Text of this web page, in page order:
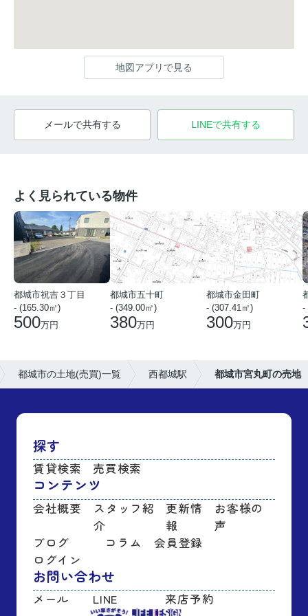
地図アプリで見る
メールで共有する LINEで共有する
よく見られている物件
都城市祝吉３丁目
- (165.30㎡)
500万円
都城市五十町
- (349.00㎡)
380万円
都城市金田町
- (307.41㎡)
300万円
-
都城市の土地(売買)一覧 西都城駅 都城市宮丸町の売地
探す
賃貸検索 売買検索
コンテンツ
会社概要
スタッフ紹
介
更新情
報
お客様の
声
ブログ
コラム
会員登録
ログイン
お問い合わせ
メール LINE 来店予約